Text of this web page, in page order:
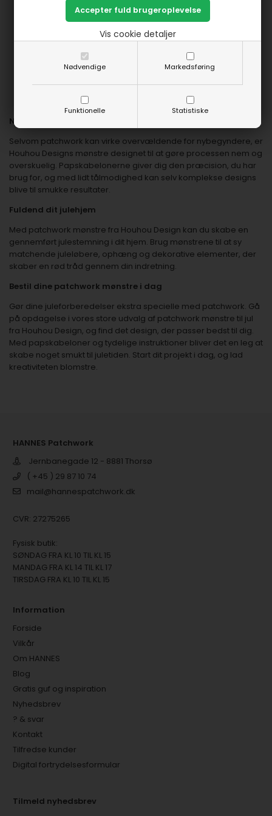
Nødvendige Markedsføring
Funktionelle Statistiske
Vis cookie detaljer
Personlig Stil: Skab dekorationer, der passer perfekt til din
Kreativ Hygge: Brug tid med familie og venner på kreative
projekter i juledagene.
Bæredygtighed: Brug rester af stof og giv dem nyt liv som
Tradition og Nostalgi: Håndlavede patchwork projekter
bringer minder om gamle juletraditioner.
Nem at komme i gang
Selvom patchwork kan virke overvældende for nybegyndere, er
Houhou Designs mønstre designet til at gøre processen nem og
overskuelig. Papskabelonerne giver dig den præcision, du har
brug for, og med lidt tålmodighed kan selv komplekse designs
blive til smukke resultater.
Fuldend dit julehjem
Med patchwork mønstre fra Houhou Design kan du skabe en
gennemført julestemning i dit hjem. Brug mønstrene til at sy
matchende juleløbere, ophæng og dekorative elementer, der
skaber en rød tråd gennem din indretning.
Bestil dine patchwork mønstre i dag
Gør dine juleforberedelser ekstra specielle med patchwork. Gå
på opdagelse i vores store udvalg af patchwork mønstre til jul
fra Houhou Design, og find det design, der passer bedst til dig.
Med papskabeloner og tydelige instruktioner bliver det en leg at
skabe noget smukt til juletiden. Start dit projekt i dag, og lad
kreativiteten blomstre.
HANNES Patchwork
Jernbanegade 12 - 8881 Thorsø
( +45 ) 29 87 10 74
mail@hannespatchwork.dk
CVR: 27275265
Fysisk butik:
SØNDAG FRA KL 10 TIL KL 15
MANDAG FRA KL 14 TIL KL 17
TIRSDAG FRA KL 10 TIL KL 15
Information
Forside
Vilkår
Om HANNES
Blog
Gratis guf og inspiration
Nyhedsbrev
? & svar
Kontakt
Tilfredse kunder
Digital fortrydelsesformular
Tilmeld nyhedsbrev